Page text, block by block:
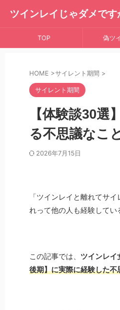
ツインレイじゃダメです
TOP 偽ツ
HOME >サイレント期間 >
サイレント期間
【体験談30
る不思議なこ
2026年7月15日
「ツインレイと離れてサ
れって他の人も経験してい
この記事では、 ツインレ
後期】に実際に経験した不